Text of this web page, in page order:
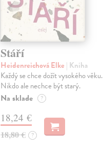
Stáří
Heidenreichová Elke | Kniha
Každý se chce dožít vysokého věku.
Nikdo ale nechce být starý.
Na sklade ?
18,24 €
18,80 € ?